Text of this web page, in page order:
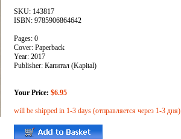
SKU: 143817
ISBN: 9785906864642
Pages: 0
Cover: Paperback
Year: 2017
Publisher: Капитал (Kapital)
Your Price: $6.95
will be shipped in 1-3 days (отправляется через 1-3 дня)